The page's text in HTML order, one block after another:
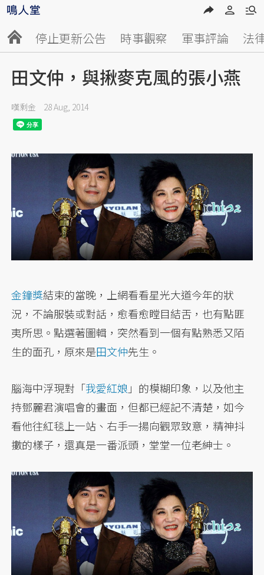
停止更新公告 時事觀察 軍事評論 法
田文仲，與揪麥克風的張小燕
嘆剩金 28 Aug, 2014
金鐘獎結束的當晚，上網看看星光大道今年的狀
況，不論服裝或對話，愈看愈瞠目結舌，也有點匪
夷所思。點選著圖輯，突然看到一個有點熟悉又陌
生的面孔，原來是田文仲先生。
腦海中浮現對「我愛紅娘 」的模糊印象，以及他主
持鄧麗君演唱會的畫面，但都已經記不清楚，如今
看他往紅毯上一站、右手一揚向觀眾致意，精神抖
擻的樣子，還真是一番派頭，堂堂一位老紳士。